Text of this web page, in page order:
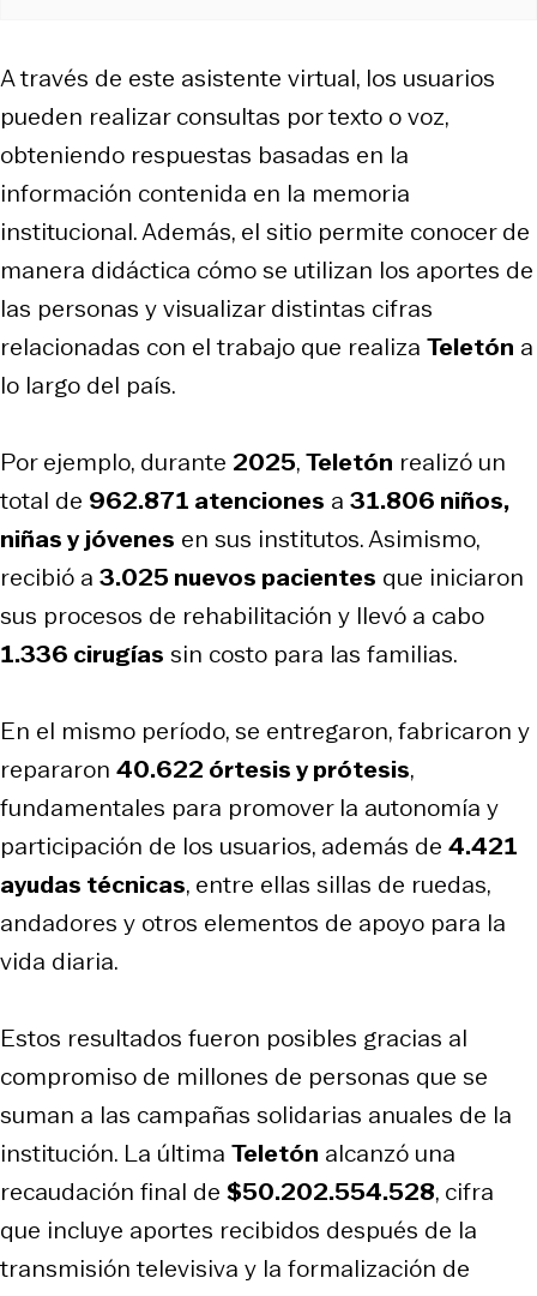
A través de este asistente virtual, los usuarios
pueden realizar consultas por texto o voz,
obteniendo respuestas basadas en la
información contenida en la memoria
institucional. Además, el sitio permite conocer de
manera didáctica cómo se utilizan los aportes de
las personas y visualizar distintas cifras
relacionadas con el trabajo que realiza Teletón a
lo largo del país.
Por ejemplo, durante 2025,Teletón realizó un
total de 962.871 atenciones a 31.806 niños,
niñas y jóvenes en sus institutos. Asimismo,
recibió a 3.025 nuevos pacientes que iniciaron
sus procesos de rehabilitación y llevó a cabo
1.336 cirugías sin costo para las familias.
En el mismo período, se entregaron, fabricaron y
repararon 40.622 órtesis y prótesis,
fundamentales para promover la autonomía y
participación de los usuarios, además de 4.421
ayudas técnicas, entre ellas sillas de ruedas,
andadores y otros elementos de apoyo para la
vida diaria.
Estos resultados fueron posibles gracias al
compromiso de millones de personas que se
suman a las campañas solidarias anuales de la
institución. La última Teletón alcanzó una
recaudación final de $50.202.554.528, cifra
que incluye aportes recibidos después de la
transmisión televisiva y la formalización de